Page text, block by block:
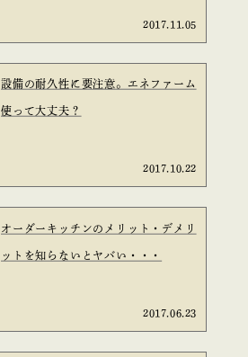
2017.11.05
設備の耐久性に要注意。エネファーム
使って大丈夫？
2017.10.22
オーダーキッチンのメリット・デメリ
ットを知らないとヤバい・・・
2017.06.23